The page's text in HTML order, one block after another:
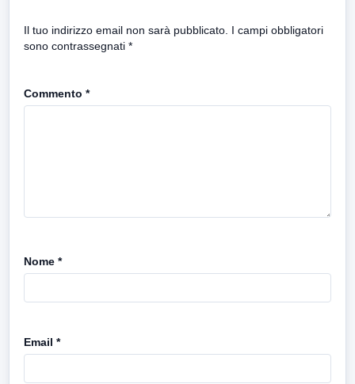
Il tuo indirizzo email non sarà pubblicato. I campi obbligatori
sono contrassegnati *
Commento *
Nome *
Email *